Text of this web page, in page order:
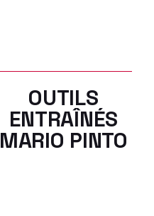
OUTILS
ENTRAÎNÉS
MARIO PINTO